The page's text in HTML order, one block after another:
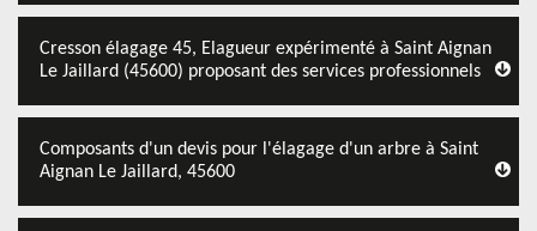
Cresson élagage 45, Elagueur expérimenté à Saint Aignan
Le Jaillard (45600) proposant des services professionnels
Composants d'un devis pour l'élagage d'un arbre à Saint
Aignan Le Jaillard, 45600